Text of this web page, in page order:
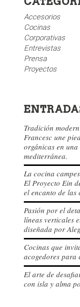
Accesorios
Cocinas
Corporativas
Entrevistas
Prensa
Proyectos
Tradición
Francesc une
orgánicas en
mediterránea.
La cocina
El Proyecto Ein
el encanto de las
Pasión por el
líneas verticales
diseñada por
Cocinas que
acogedores
El arte de
con isla y alma